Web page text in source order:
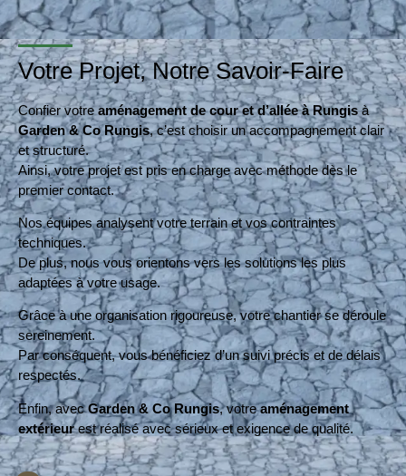
Votre Projet, Notre Savoir-Faire
Confier votreaménagement de cour et d’allée à Rungisà
Garden & Co Rungis, c’est choisir un accompagnement clair
et structuré.
Ainsi, votre projet est pris en charge avec méthode dès le
premier contact.
Nos équipes analysent votre terrain et vos contraintes
techniques.
De plus, nous vous orientons vers les solutions les plus
adaptées à votre usage.
Grâce à une organisation rigoureuse, votre chantier se déroule
sereinement.
Par conséquent, vous bénéficiez d’un suivi précis et de délais
respectés.
Enfin, avecGarden & Co Rungis, votreaménagement
extérieurest réalisé avec sérieux et exigence de qualité.